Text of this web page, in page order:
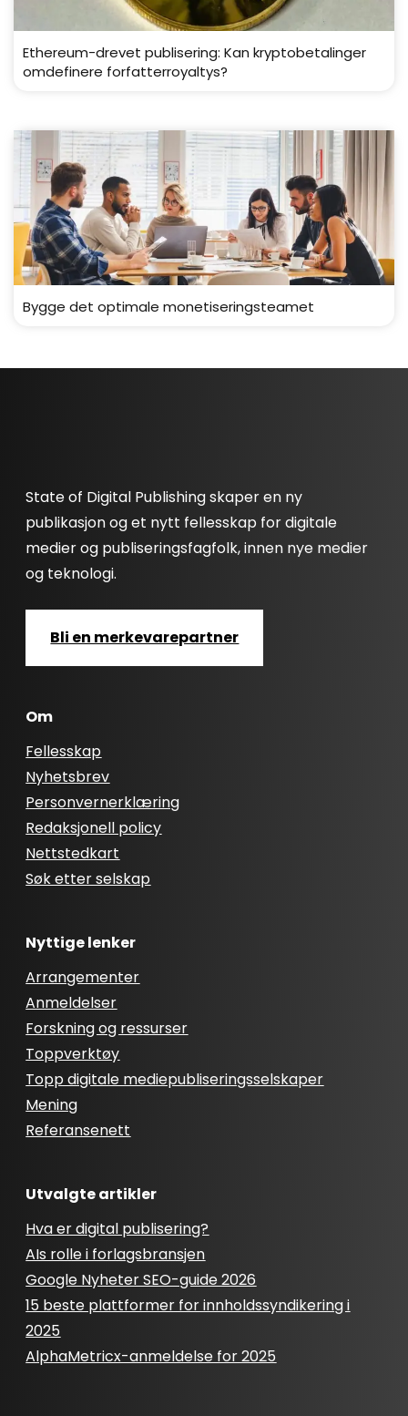
Ethereum-drevet publisering: Kan kryptobetalinger
omdefinere forfatterroyaltys?
Bygge det optimale monetiseringsteamet
State of Digital Publishing skaper en ny
publikasjon og et nytt fellesskap for digitale
medier og publiseringsfagfolk, innen nye medier
og teknologi.
Bli en merkevarepartner
Om
Fellesskap
Nyhetsbrev
Personvernerklæring
Redaksjonell policy
Nettstedkart
Søk etter selskap
Nyttige lenker
Arrangementer
Anmeldelser
Forskning og ressurser
Toppverktøy
Topp digitale mediepubliseringsselskaper
Mening
Referansenett
Utvalgte artikler
Hva er digital publisering?
AIs rolle i forlagsbransjen
Google Nyheter SEO-guide 2026
15 beste plattformer for innholdssyndikering i
2025
AlphaMetricx-anmeldelse for 2025